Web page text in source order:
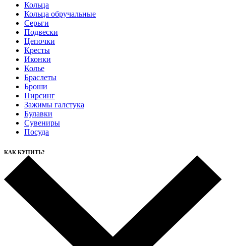
Кольца
Кольца обручальные
Серьги
Подвески
Цепочки
Кресты
Иконки
Колье
Браслеты
Броши
Пирсинг
Зажимы галстука
Булавки
Сувениры
Посуда
КАК КУПИТЬ?